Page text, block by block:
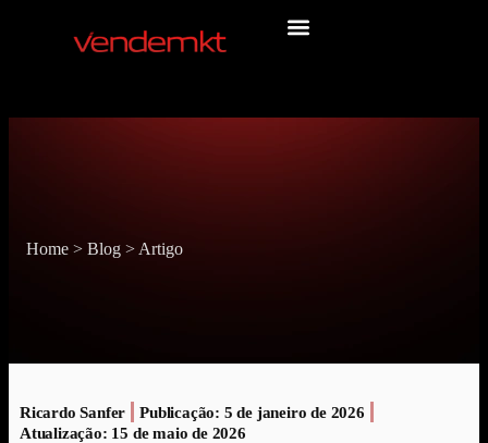
Home > Blog > Artigo
Ricardo Sanfer Publicação: 5 de janeiro de 2026
Atualização: 15 de maio de 2026